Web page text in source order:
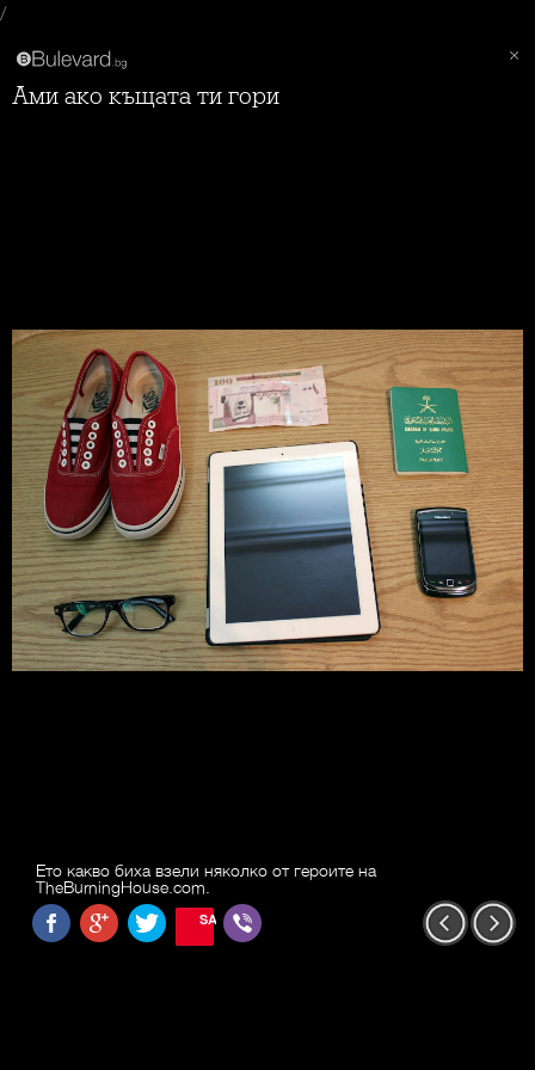
/
Ами ако къщата ти гори
Ето какво биха взели няколко от героите на
TheBurningHouse.com.
SAVE